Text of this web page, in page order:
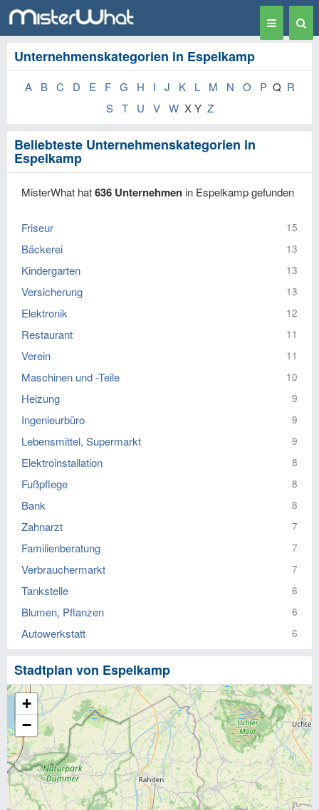
Toggle
navigation
Unternehmenskategorien in Espelkamp
A B C D E F G H I J K L M N O P Q R
S T U V W X Y Z
Beliebteste Unternehmenskategorien in
Espelkamp
MisterWhat hat636 Unternehmen in Espelkamp gefunden
Friseur 15
Bäckerei 13
Kindergarten 13
Versicherung 13
Elektronik 12
Restaurant 11
Verein 11
Maschinen und -Teile 10
Heizung 9
Ingenieurbüro 9
Lebensmittel, Supermarkt 9
Elektroinstallation 8
Fußpflege 8
Bank 8
Zahnarzt 7
Familienberatung 7
Verbrauchermarkt 7
Tankstelle 6
Blumen, Pflanzen 6
Autowerkstatt 6
Stadtplan von Espelkamp
+
−